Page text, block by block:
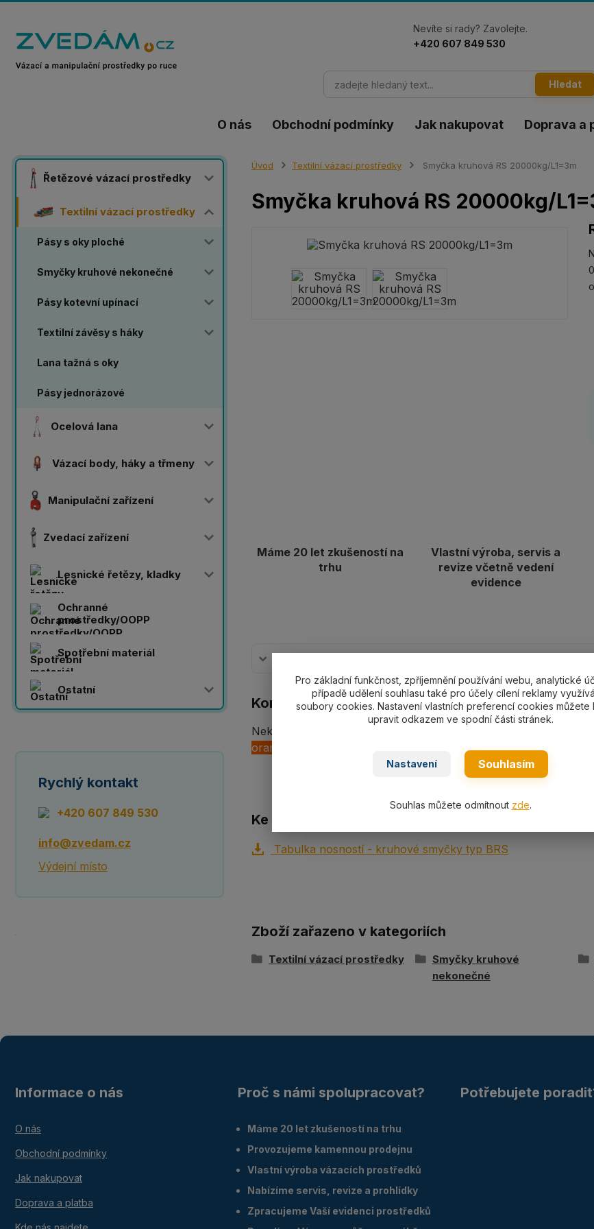
O nás Obchodní podmínky Jak nakupovat Doprava a
Hledat
Nevíte si rady? Zavolejte.
+420 607 849 530
Řetězové vázací prostředky
Textilní vázací prostředky
Pásy s oky ploché
Smyčky kruhové nekonečné
Pásy kotevní upínací
Textilní závěsy s háky
Lana tažná s oky
Pásy jednorázové
Ocelová lana
Vázací body, háky a třmeny
Manipulační zařízení
Zvedací zařízení
Lesnické řetězy, kladky
Ochranné
prostředky/OOPP
Spotřební materiál
Ostatní
Rychlý kontakt
+420 607 849 530
info@zvedam.cz
Výdejní místo
Úvod Textilní vázací prostředky Smyčka kruhová RS 20000kg/L1=3m
Smyčka kruhová RS 20000kg/
Máme 20 let zkušeností na
trhu
Vlastní výroba, servis a
revize včetně vedení
evidence
Kompletní specifikace
Nekonečná kruhová smyčka PES typ 20
oranžová WLL20 000 kg
Ke stažení
Tabulka nosností - kruhové smyčky typ BRS
Zboží zařazeno v kategoriích
Textilní vázací prostředky
Smyčky kruhové
nekonečné
Informace o nás
O nás
Obchodní podmínky
Jak nakupovat
Doprava a platba
Proč s námi spolupracovat?
Máme 20 let zkušeností na trhu
Provozujeme kamennou prodejnu
Vlastní výroba vázacích prostředků
Nabízíme servis, revize a prohlídky
Zpracujeme Vaší evidenci prostředků
Potřebujete
Pro základní funkčnost, zpříjemnění používání webu, analytické
případě udělení souhlasu také pro účely cílení reklamy
soubory cookies. Nastavení vlastních preferencí cookies můžete
upravit odkazem ve spodní části stránek.
Nastavení Souhlasím
Souhlas můžete odmítnout zde.